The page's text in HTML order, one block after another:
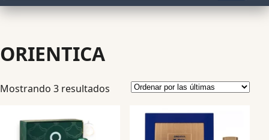
ORIENTICA
Mostrando 3 resultados